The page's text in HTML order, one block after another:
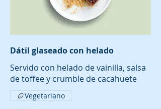
Dátil glaseado con helado
Servido con helado de vainilla, salsa
de toffee y crumble de cacahuete
Vegetariano